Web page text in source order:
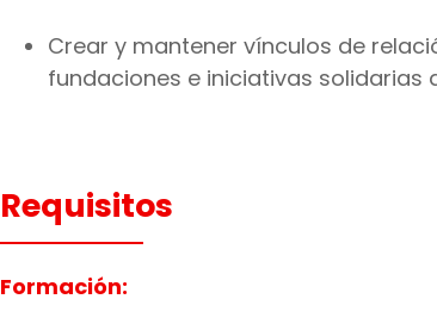
Crear y mantener vínculos de
fundaciones e iniciativas solidarias
Requisitos
Formación: